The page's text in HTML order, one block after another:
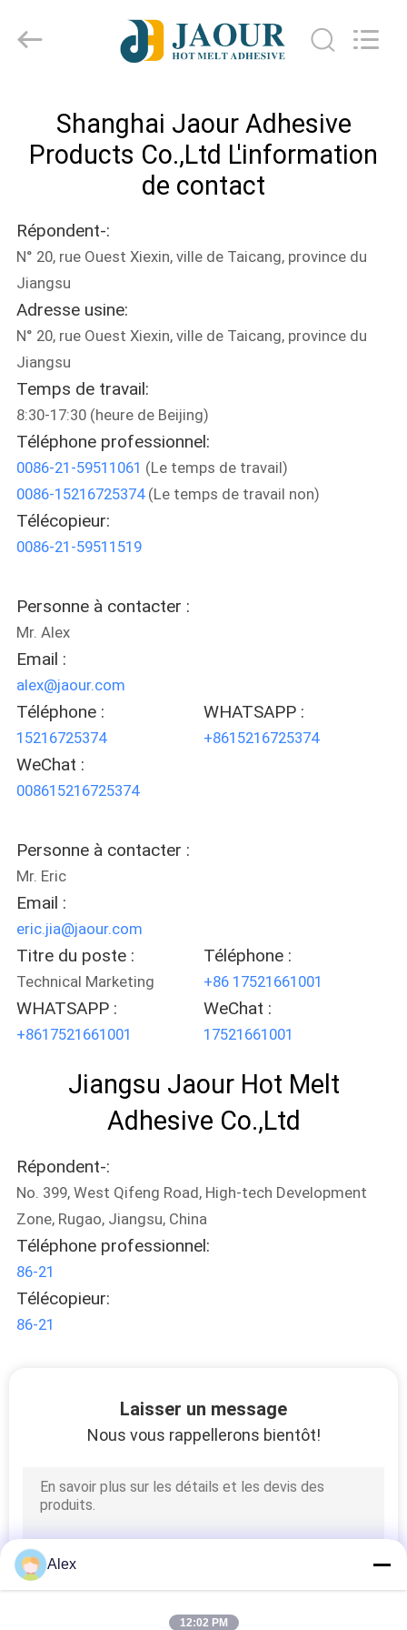
PRODUITS
PROPOS
DE
NOUS
VISITE
DE
L'USINE
CONTRÔLE
QUALITÉ
NOUS
NOUVELLES
CAS
DEMANDEZ
PLAN
DU
SITE
POLITIQUE
DE
CONFIDENTIALITÉ
Jaour
Adhesive
Shanghai Jaour Adhesive
Products Co.,Ltd L'information
de contact
Répondent-:
N° 20, rue Ouest Xiexin, ville de Taicang, province du
Jiangsu
Adresse usine:
N° 20, rue Ouest Xiexin, ville de Taicang, province du
Jiangsu
Temps de travail:
8:30-17:30 (heure de Beijing)
Téléphone professionnel:
0086-21-59511061 (Le temps de travail)
0086-15216725374(Le temps de travail non)
Télécopieur:
0086-21-59511519
Personne à contacter :
Mr. Alex
Email :
alex@jaour.com
Téléphone :
15216725374
WHATSAPP :
+8615216725374
WeChat :
008615216725374
Personne à contacter :
Mr. Eric
Email :
eric.jia@jaour.com
Titre du poste :
Technical Marketing
Téléphone :
+86 17521661001
WHATSAPP :
+8617521661001
WeChat :
17521661001
Jiangsu Jaour Hot Melt
Adhesive Co.,Ltd
Répondent-:
No. 399, West Qifeng Road, High-tech Development
Zone, Rugao, Jiangsu, China
Téléphone professionnel:
86-21
Télécopieur:
86-21
Laisser un message
Nous vous rappellerons bientôt!
Alex
12:02 PM